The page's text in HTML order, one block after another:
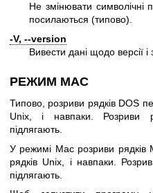
Не змінювати
посилаються (типово).
-V, --version
Вивести дані щодо версії
РЕЖИМ MAC
Типово, розриви рядків DOS
Unix, і навпаки. Розриви
підлягають.
У режимі Mac розриви
рядків Unix, і навпаки.
підлягають.